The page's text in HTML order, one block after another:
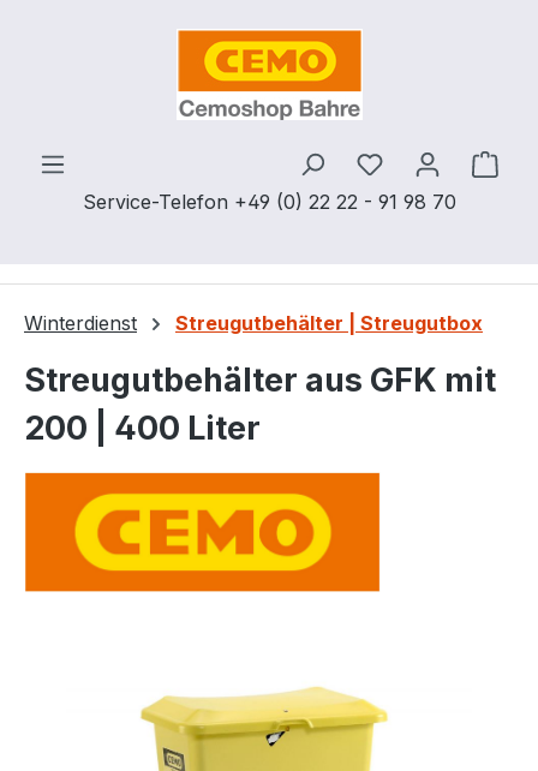
Zum Hauptinhalt springen
Service-Telefon +49 (0) 22 22 - 91 98 70
Du hast 0
Winterdienst Streugutbehälter | Streugutbox
Streugutbehälter aus GFK mit
200 | 400 Liter